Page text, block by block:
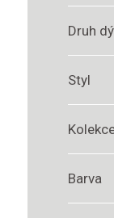
Druh
Styl
Barva